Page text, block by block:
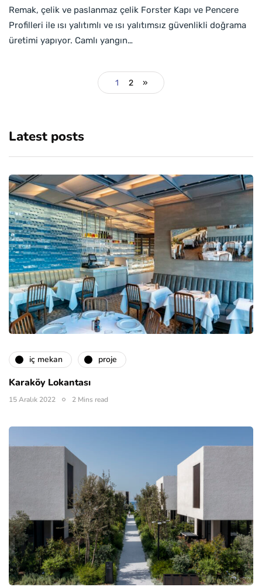
Remak, çelik ve paslanmaz çelik Forster Kapı ve Pencere
Profilleri ile ısı yalıtımlı ve ısı yalıtımsız güvenlikli doğrama
üretimi yapıyor. Camlı yangın…
1 2 »
Latest posts
i̇ç mekan proje
Karaköy Lokantası
15 Aralık 2022 2 Mins read